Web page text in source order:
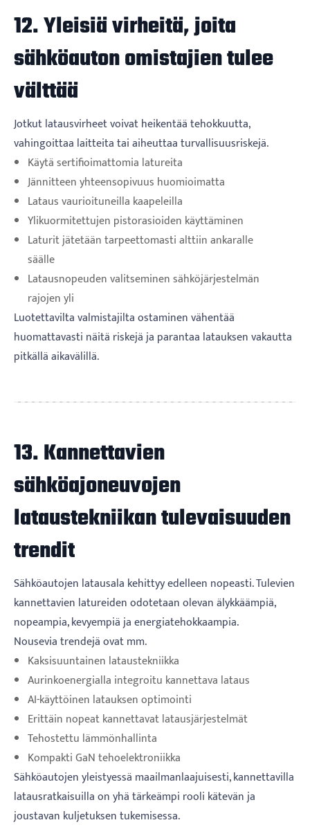
12. Yleisiä virheitä, joita
sähköauton omistajien tulee
välttää
Jotkut latausvirheet voivat heikentää tehokkuutta,
vahingoittaa laitteita tai aiheuttaa turvallisuusriskejä.
Käytä sertifioimattomia latureita
Jännitteen yhteensopivuus huomioimatta
Lataus vaurioituneilla kaapeleilla
Ylikuormitettujen pistorasioiden käyttäminen
Laturit jätetään tarpeettomasti alttiin ankaralle
säälle
Latausnopeuden valitseminen sähköjärjestelmän
rajojen yli
Luotettavilta valmistajilta ostaminen vähentää
huomattavasti näitä riskejä ja parantaa latauksen vakautta
pitkällä aikavälillä.
13. Kannettavien
sähköajoneuvojen
lataustekniikan tulevaisuuden
trendit
Sähköautojen latausala kehittyy edelleen nopeasti. Tulevien
kannettavien latureiden odotetaan olevan älykkäämpiä,
nopeampia, kevyempiä ja energiatehokkaampia.
Nousevia trendejä ovat mm.
Kaksisuuntainen lataustekniikka
Aurinkoenergialla integroitu kannettava lataus
AI-käyttöinen latauksen optimointi
Erittäin nopeat kannettavat latausjärjestelmät
Tehostettu lämmönhallinta
Kompakti GaN tehoelektroniikka
Sähköautojen yleistyessä maailmanlaajuisesti, kannettavilla
latausratkaisuilla on yhä tärkeämpi rooli kätevän ja
joustavan kuljetuksen tukemisessa.